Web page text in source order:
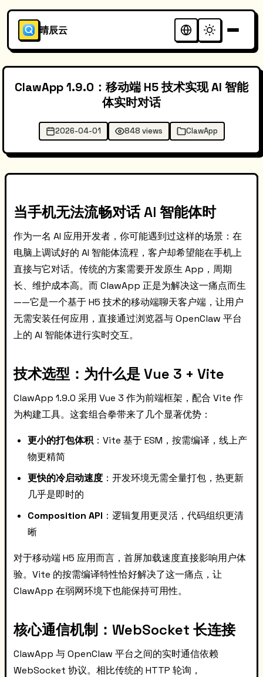
晴辰云
ClawApp 1.9.0：移动端 H5 技术实现 AI 智能
体实时对话
2026-04-01 848 views ClawApp
当手机无法流畅对话 AI 智能体时
作为一名 AI 应用开发者，你可能遇到过这样的场景：在
电脑上调试好的 AI 智能体流程，客户却希望能在手机上
直接与它对话。传统的方案需要开发原生 App，周期
长、维护成本高。而 ClawApp 正是为解决这一痛点而生
——它是一个基于 H5 技术的移动端聊天客户端，让用户
无需安装任何应用，直接通过浏览器与 OpenClaw 平台
上的 AI 智能体进行实时交互。
技术选型：为什么是 Vue 3 + Vite
ClawApp 1.9.0 采用 Vue 3 作为前端框架，配合 Vite 作
为构建工具。这套组合拳带来了几个显著优势：
更小的打包体积 ：Vite 基于 ESM，按需编译，线上产
物更精简
更快的冷启动速度 ：开发环境无需全量打包，热更新
几乎是即时的
Composition API ：逻辑复用更灵活，代码组织更清
晰
对于移动端 H5 应用而言，首屏加载速度直接影响用户体
验。Vite 的按需编译特性恰好解决了这一痛点，让
ClawApp 在弱网环境下也能保持可用性。
核心通信机制：WebSocket 长连接
ClawApp 与 OpenClaw 平台之间的实时通信依赖
WebSocket 协议。相比传统的 HTTP 轮询，